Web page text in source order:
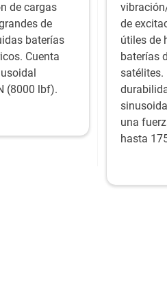
de cargas
de
baterías
Cuenta
(8000 lbf).
de
útiles de
baterías
satélites.
una
hasta